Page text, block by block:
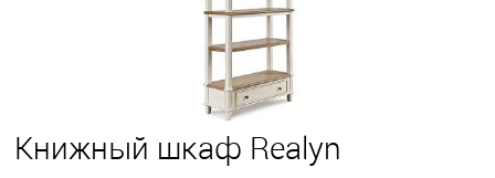
Книжный шкаф Realyn